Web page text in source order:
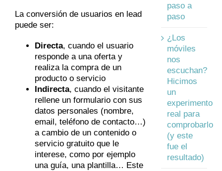
La conversión de usuarios en lead
puede ser:
Directa, cuando el usuario
responde a una oferta y
realiza la compra de un
producto o servicio
Indirecta, cuando el visitante
rellene un formulario con sus
datos personales (nombre,
email, teléfono de contacto…)
a cambio de un contenido o
servicio gratuito que le
interese, como por ejemplo
una guía, una plantilla… Este
paso a
paso
¿Los
móviles
nos
escuchan?
Hicimos
un
experimento
real para
comprobarlo
(y este
fue el
resultado)